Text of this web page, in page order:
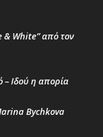
& White” από τον
– Ιδού η απορία
Bychkova